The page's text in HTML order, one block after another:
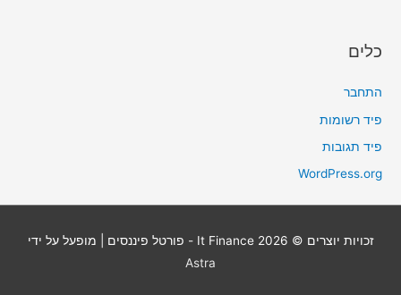
כלים
התחבר
פיד רשומות
פיד תגובות
WordPress.org
זכויות יוצרים © 2026 It Finance - פורטל פיננסים
| מופעל על ידי
Astra